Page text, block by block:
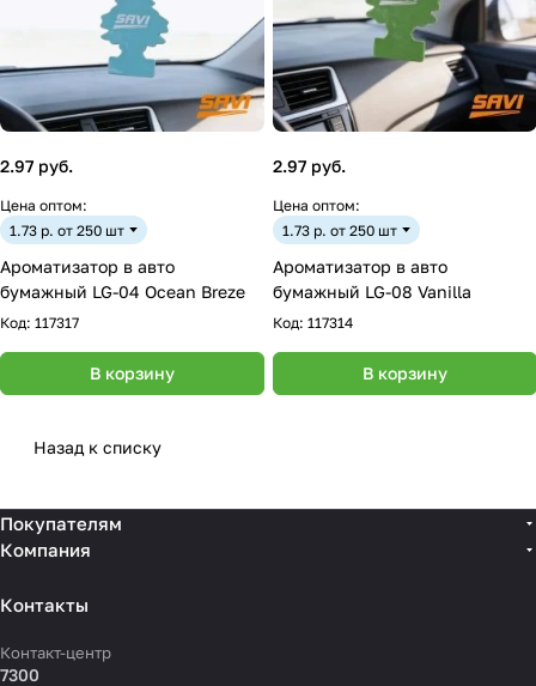
2.97 руб.
Цена оптом:
1.73 р. от 250 шт
Ароматизатор в авто
бумажный LG-04 Ocean Breze
Код: 117317
В корзину
2.97 руб.
Цена оптом:
1.73 р. от 250 шт
Ароматизатор в авто
бумажный LG-08 Vanilla
Код: 117314
В корзину
Назад к списку
Покупателям
Компания
Контакты
Контакт-центр
7300